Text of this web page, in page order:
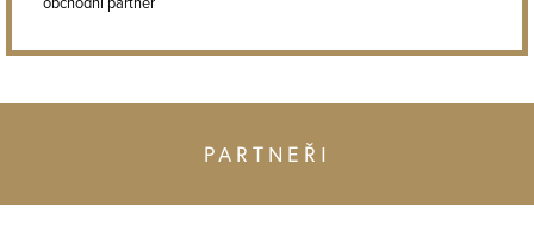
obchodní partner
PARTNEŘI